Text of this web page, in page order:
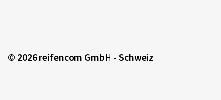
© 2026 reifencom GmbH - Schweiz